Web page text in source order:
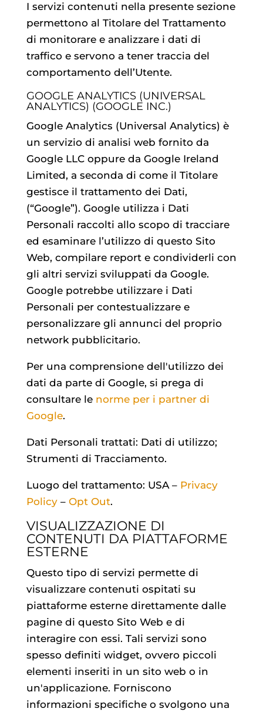
I servizi contenuti nella presente sezione
permettono al Titolare del Trattamento
di monitorare e analizzare i dati di
traffico e servono a tener traccia del
comportamento dell’Utente.
GOOGLE ANALYTICS (UNIVERSAL
ANALYTICS) (GOOGLE INC.)
Google Analytics (Universal Analytics) è
un servizio di analisi web fornito da
Google LLC oppure da Google Ireland
Limited, a seconda di come il Titolare
gestisce il trattamento dei Dati,
(“Google”). Google utilizza i Dati
Personali raccolti allo scopo di tracciare
ed esaminare l’utilizzo di questo Sito
Web, compilare report e condividerli con
gli altri servizi sviluppati da Google.
Google potrebbe utilizzare i Dati
Personali per contestualizzare e
personalizzare gli annunci del proprio
network pubblicitario.
Per una comprensione dell'utilizzo dei
dati da parte di Google, si prega di
consultare le norme per i partner di
Google.
Dati Personali trattati: Dati di utilizzo;
Strumenti di Tracciamento.
Luogo del trattamento: USA – Privacy
Policy– Opt Out.
VISUALIZZAZIONE DI
CONTENUTI DA PIATTAFORME
ESTERNE
Questo tipo di servizi permette di
visualizzare contenuti ospitati su
piattaforme esterne direttamente dalle
pagine di questo Sito Web e di
interagire con essi. Tali servizi sono
spesso definiti widget, ovvero piccoli
elementi inseriti in un sito web o in
un'applicazione. Forniscono
informazioni specifiche o svolgono una